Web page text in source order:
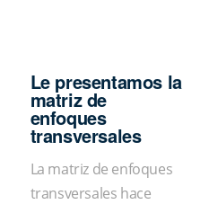
Le presentamos la
matriz de
enfoques
transversales
La matriz de enfoques
transversales hace